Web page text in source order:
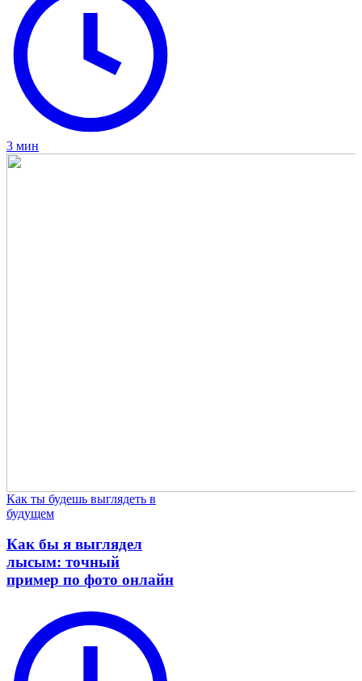
3 мин
Как ты будешь выглядеть в
будущем
Как бы я выглядел
лысым: точный
пример по фото онлайн